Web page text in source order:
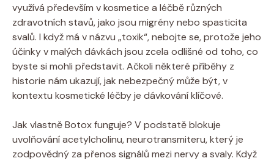
využívá především v kosmetice a léčbě různých
zdravotních stavů, jako jsou migrény nebo spasticita
svalů. I když má v názvu „toxik“, nebojte se, protože jeho
účinky v malých dávkách jsou zcela odlišné od toho, co
byste si mohli představit. Ačkoli některé příběhy z
historie nám ukazují, jak nebezpečný může být, v
kontextu kosmetické léčby je dávkování klíčové.
Jak vlastně Botox funguje? V podstatě blokuje
uvolňování acetylcholinu, neurotransmiteru, který je
zodpovědný za přenos signálů mezi nervy a svaly. Když